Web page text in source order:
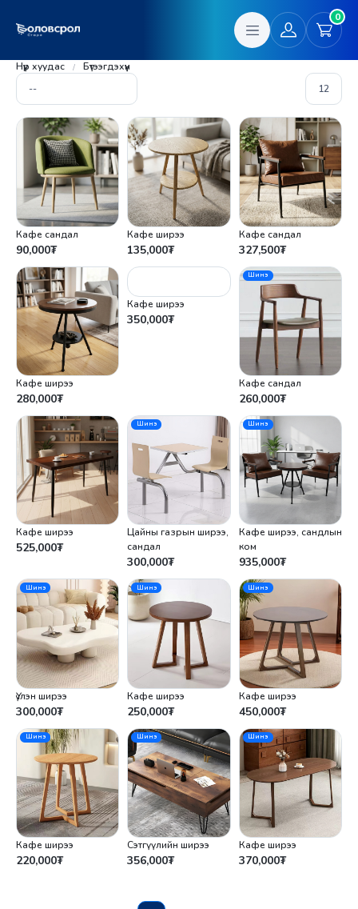
0
Нүүр хуудас Бүтээгдэхүүн
Кафе сандал
90,000₮
Кафе ширээ
135,000₮
Кафе сандал
327,500₮
Кафе ширээ
280,000₮
Кафе ширээ
350,000₮
Шинэ
Кафе сандал
260,000₮
Кафе ширээ
525,000₮
Шинэ
Цайны газрын ширээ,
сандал
300,000₮
Шинэ
Кафе ширээ, сандлын
ком
935,000₮
Шинэ
Үүлэн ширээ
300,000₮
Шинэ
Кафе ширээ
250,000₮
Шинэ
Кафе ширээ
450,000₮
Шинэ
Кафе ширээ
220,000₮
Шинэ
Сэтгүүлийн ширээ
356,000₮
Шинэ
Кафе ширээ
370,000₮